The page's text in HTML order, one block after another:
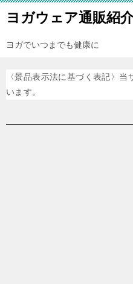
ヨガウェア通販紹
ヨガでいつまでも健康に
〈景品表示法に基づく表記〉
います。